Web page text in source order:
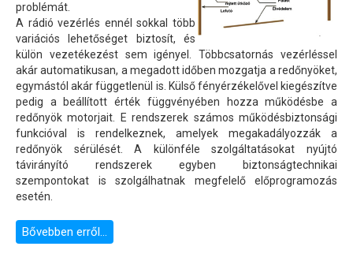
problémát.
A rádió vezérlés ennél sokkal több
variációs lehetőséget biztosít, és
külön vezetékezést sem igényel. Többcsatornás vezérléssel
akár automatikusan, a megadott időben mozgatja a redőnyöket,
egymástól akár függetlenül is. Külső fényérzékelővel kiegészítve
pedig a beállított érték függvényében hozza működésbe a
redőnyök motorjait. E rendszerek számos működésbiztonsági
funkcióval is rendelkeznek, amelyek megakadályozzák a
redőnyök sérülését. A különféle szolgáltatásokat nyújtó
távirányító rendszerek egyben biztonságtechnikai
szempontokat is szolgálhatnak megfelelő előprogramozás
esetén.
Bővebben erről...